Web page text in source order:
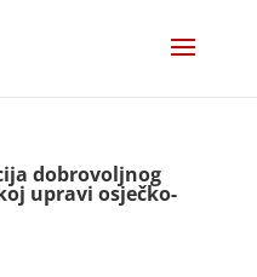
dobrovoljnog
upravi osječko-